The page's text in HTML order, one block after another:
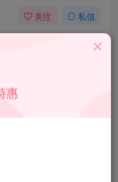
关注 私信
交流，请勿用于商业
系我们删除！
惠